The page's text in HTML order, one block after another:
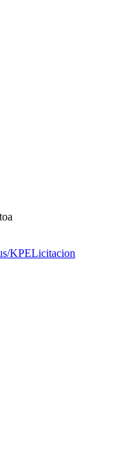
KPELicitacion